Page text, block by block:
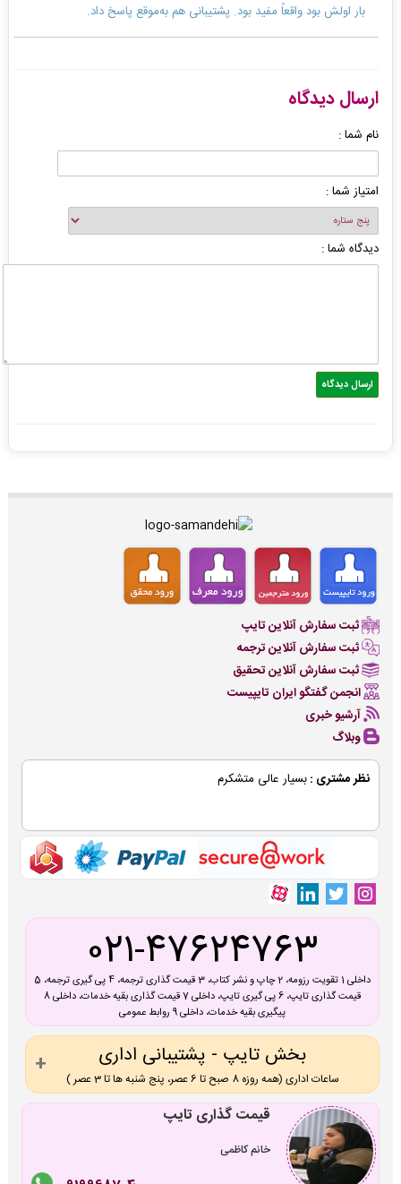
بار اولش بود واقعاً مفید بود. پشتیبانی هم به‌موقع پاسخ داد.
ارسال دیدگاه
نام شما :
امتیاز شما :
دیدگاه شما :
ثبت سفارش آنلاین تایپ
ثبت سفارش آنلاین ترجمه
ثبت سفارش آنلاین تحقیق
انجمن گفتگو ایران تایپیست
آرشیو خبری
وبلاگ
نظر مشتری :بسیار عالی متشکرم
021-47624763
داخلی 1 تقویت رزومه، 2 چاپ و نشر کتاب، 3 قیمت گذاری ترجمه، 4 پی گیری ترجمه، 5
قیمت گذاری تایپ، 6 پی گیری تایپ، داخلی 7 قیمت گذاری بقیه خدمات، داخلی 8
پیگیری بقیه خدمات، داخلی 9 روابط عمومی
بخش تایپ - پشتیبانی اداری
ساعات اداری (همه روزه 8 صبح تا 6 عصر، پنج شنبه ها تا 3 عصر )
قیمت گذاری تایپ
خانم کاظمی